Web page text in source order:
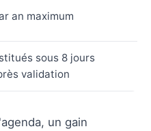
an maximum
sous 8 jours
validation
un gain